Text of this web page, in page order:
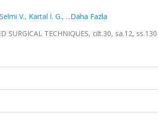
Selmi V., Kartal İ. G., ...Daha Fazla
SURGICAL TECHNIQUES, cilt.30, sa.12,